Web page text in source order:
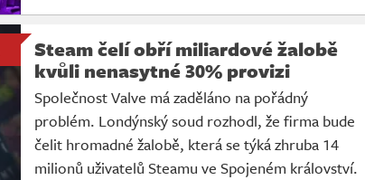
Steam čelí obří miliardové žalobě
kvůli nenasytné 30% provizi
Společnost Valve má zaděláno na pořádný
problém. Londýnský soud rozhodl, že firma bude
čelit hromadné žalobě, která se týká zhruba 14
milionů uživatelů Steamu ve Spojeném království.